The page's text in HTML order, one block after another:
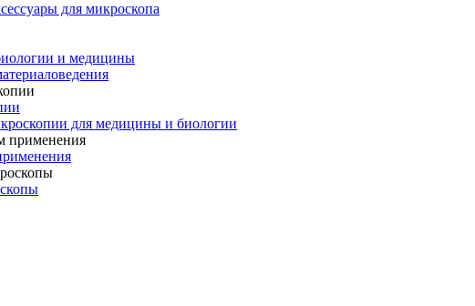
для микроскопа
и медицины
для медицины и биологии